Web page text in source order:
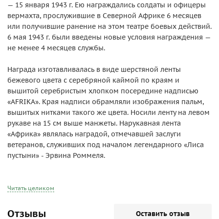
— 15 января 1943 г. Ею награждались солдаты и офицеры
вермахта, прослужившие в Северной Африке 6 месяцев
или получившие ранение на этом театре боевых действий.
6 мая 1943 г. были введены новые условия награждения —
не менее 4 месяцев службы.
Награда изготавливалась в виде шерстяной ленты
бежевого цвета с серебряной каймой по краям и
вышитой серебристым хлопком посередине надписью
«AFRIKA». Края надписи обрамляли изображения пальм,
вышитых нитками такого же цвета. Носили ленту на левом
рукаве на 15 см выше манжеты. Нарукавная лента
«Африка» являлась наградой, отмечавшей заслуги
ветеранов, служивших под началом легендарного «Лиса
пустыни» - Эрвина Роммеля.
отличительного знака частей, входивших в состав
зеленой с коричневыми и белыми каемками. Посередине
Читать целиком
Отзывы Оставить отзыв